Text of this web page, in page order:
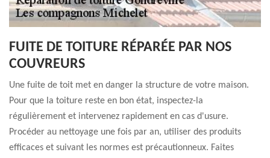
FUITE DE TOITURE RÉPARÉE PAR NOS
COUVREURS
Une fuite de toit met en danger la structure de votre maison.
Pour que la toiture reste en bon état, inspectez-la
régulièrement et intervenez rapidement en cas d'usure.
Procéder au nettoyage une fois par an, utiliser des produits
efficaces et suivant les normes est précautionneux. Faites